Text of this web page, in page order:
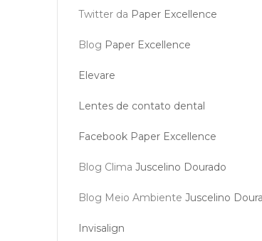
Twitter da Paper Excellence
Blog Paper Excellence
Elevare
Lentes de contato dental
Facebook Paper Excellence
Blog Clima Juscelino Dourado
Blog Meio Ambiente Juscelino
Invisalign